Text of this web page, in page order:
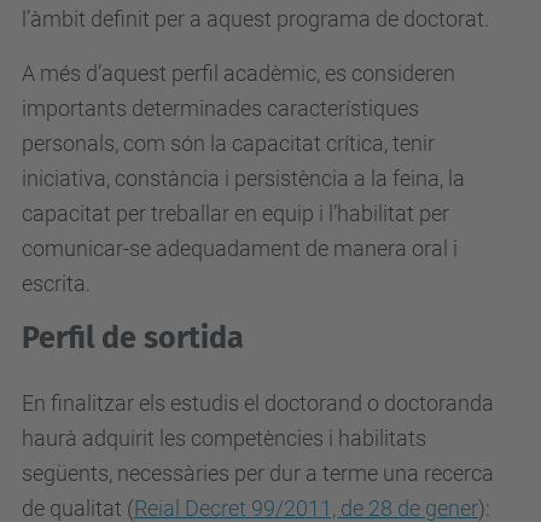
l’àmbit definit per a aquest programa de doctorat.
A més d’aquest perfil acadèmic, es consideren
importants determinades característiques
personals, com són la capacitat crítica, tenir
iniciativa, constància i persistència a la feina, la
capacitat per treballar en equip i l’habilitat per
comunicar-se adequadament de manera oral i
escrita.
Perfil de sortida
En finalitzar els estudis el doctorand o doctoranda
haurà adquirit les competències i habilitats
següents, necessàries per dur a terme una recerca
de qualitat (Reial Decret 99/2011, de 28 de gener):